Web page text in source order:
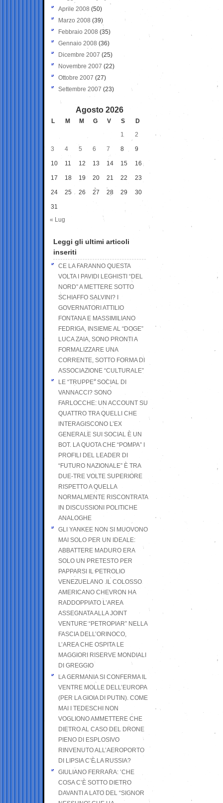
Aprile 2008 (50)
Marzo 2008 (39)
Febbraio 2008 (35)
Gennaio 2008 (36)
Dicembre 2007 (25)
Novembre 2007 (22)
Ottobre 2007 (27)
Settembre 2007 (23)
Agosto 2026
L M M G V S
D
1
2
3 4 5 6 7 8 9
10 11 12 13 14 15 16
17 18 19 20 21 22 23
24 25 26 27 28 29 30
31
« Lug
Leggi gli ultimi articoli
inseriti
CE LA FARANNO QUESTA
VOLTA I PAVIDI LEGHISTI “DEL
NORD” A METTERE SOTTO
SCHIAFFO SALVINI? I
GOVERNATORI ATTILIO
FONTANA E MASSIMILIANO
FEDRIGA, INSIEME AL “DOGE”
LUCA ZAIA, SONO PRONTI A
FORMALIZZARE UNA
CORRENTE, SOTTO FORMA DI
ASSOCIAZIONE “CULTURALE”
LE “TRUPPE” SOCIAL DI
VANNACCI? SONO
FARLOCCHE: UN ACCOUNT SU
QUATTRO TRA QUELLI CHE
INTERAGISCONO L’EX
GENERALE SUI SOCIAL È UN
BOT. LA QUOTA CHE “POMPA” I
PROFILI DEL LEADER DI
“FUTURO NAZIONALE” È TRA
DUE-TRE VOLTE SUPERIORE
RISPETTO A QUELLA
NORMALMENTE RISCONTRATA
IN DISCUSSIONI POLITICHE
ANALOGHE
GLI YANKEE NON SI MUOVONO
MAI SOLO PER UN IDEALE:
ABBATTERE MADURO ERA
SOLO UN PRETESTO PER
PAPPARSI IL PETROLIO
VENEZUELANO .IL COLOSSO
AMERICANO CHEVRON HA
RADDOPPIATO L’AREA
ASSEGNATA ALLA JOINT
VENTURE “PETROPIAR” NELLA
FASCIA DELL’ORINOCO,
L’AREA CHE OSPITA LE
MAGGIORI RISERVE MONDIALI
DI GREGGIO
LA GERMANIA SI CONFERMA IL
VENTRE MOLLE DELL’EUROPA
(PER LA GIOIA DI PUTIN). COME
MAI I TEDESCHI NON
VOGLIONO AMMETTERE CHE
DIETRO AL CASO DEL DRONE
PIENO DI ESPLOSIVO
RINVENUTO ALL’AEROPORTO
DI LIPSIA C’È LA RUSSIA?
GIULIANO FERRARA: ’CHE
COSA C’È SOTTO DIETRO
DAVANTI A LATO DEL “SIGNOR